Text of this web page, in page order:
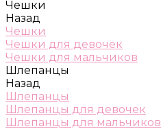
Чешки
Назад
Чешки
Чешки для девочек
Чешки для мальчиков
Шлепанцы
Назад
Шлепанцы
Шлепанцы для девочек
Шлепанцы для мальчиков